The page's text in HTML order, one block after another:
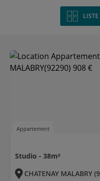
LISTE
Appartement
Studio - 38m²
CHATENAY MALABRY